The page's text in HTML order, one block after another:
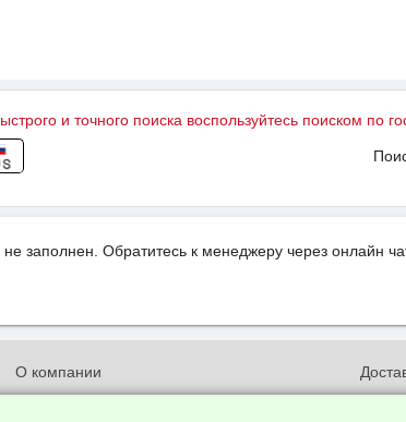
и точного поиска воспользуйтесь поиском по
заполнен. Обратитесь к менеджеру через онлайн
О компании